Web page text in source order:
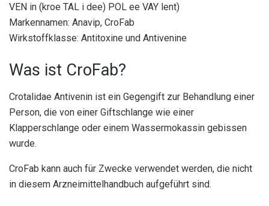
VEN in (kroe TAL i dee) POL ee VAY lent)
Markennamen: Anavip, CroFab
Wirkstoffklasse: Antitoxine und Antivenine
Was ist CroFab?
Crotalidae Antivenin ist ein Gegengift zur Behandlung einer
Person, die von einer Giftschlange wie einer
Klapperschlange oder einem Wassermokassin gebissen
wurde.
CroFab kann auch für Zwecke verwendet werden, die nicht
in diesem Arzneimittelhandbuch aufgeführt sind.